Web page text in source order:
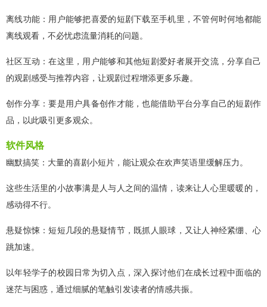
离线功能：用户能够把喜爱的短剧下载至手机里，不管何时何地都能
离线观看，不必忧虑流量消耗的问题。
社区互动：在这里，用户能够和其他短剧爱好者展开交流，分享自己
的观剧感受与推荐内容，让观剧过程增添更多乐趣。
创作分享：要是用户具备创作才能，也能借助平台分享自己的短剧作
品，以此吸引更多观众。
软件风格
幽默搞笑：大量的喜剧小短片，能让观众在欢声笑语里缓解压力。
这些生活里的小故事满是人与人之间的温情，读来让人心里暖暖的，
感动得不行。
悬疑惊悚：短短几段的悬疑情节，既抓人眼球，又让人神经紧绷、心
跳加速。
以年轻学子的校园日常为切入点，深入探讨他们在成长过程中面临的
迷茫与困惑，通过细腻的笔触引发读者的情感共振。